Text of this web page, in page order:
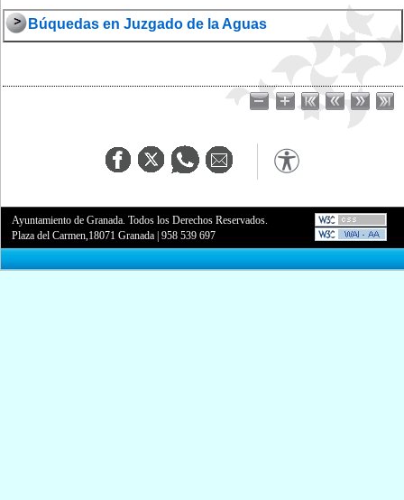
Búquedas en Juzgado de la Aguas
Ayuntamiento de Granada. Todos los Derechos Reservados.
Plaza del Carmen,18071 Granada |958 539 697